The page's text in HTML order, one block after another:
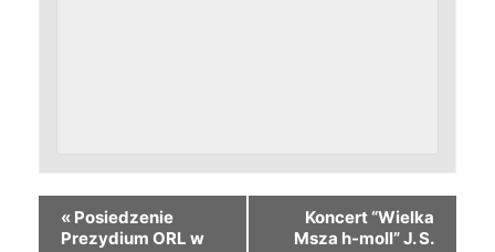
« Posiedzenie
Prezydium ORL w
Koncert “Wielka
Msza h-moll” J. S.